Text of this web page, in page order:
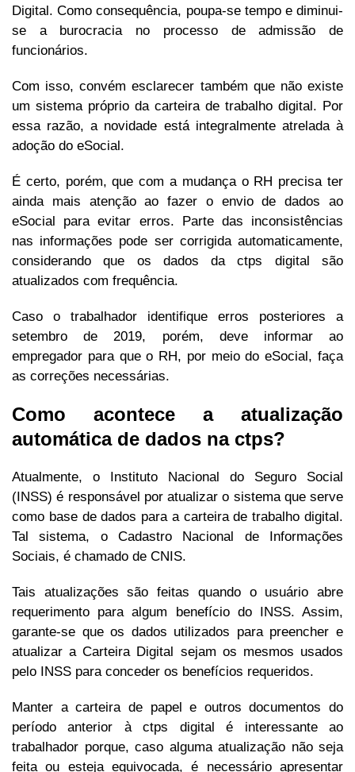
Digital. Como consequência, poupa-se tempo e diminui-
se a burocracia no processo de admissão de
funcionários.
Com isso, convém esclarecer também que não existe
um sistema próprio da carteira de trabalho digital. Por
essa razão, a novidade está integralmente atrelada à
adoção do eSocial.
É certo, porém, que com a mudança o RH precisa ter
ainda mais atenção ao fazer o envio de dados ao
eSocial para evitar erros. Parte das inconsistências
nas informações pode ser corrigida automaticamente,
considerando que os dados da ctps digital são
atualizados com frequência.
Caso o trabalhador identifique erros posteriores a
setembro de 2019, porém, deve informar ao
empregador para que o RH, por meio do eSocial, faça
as correções necessárias.
Como acontece a atualização
automática de dados na ctps?
Atualmente, o Instituto Nacional do Seguro Social
(INSS) é responsável por atualizar o sistema que serve
como base de dados para a carteira de trabalho digital.
Tal sistema, o Cadastro Nacional de Informações
Sociais, é chamado de CNIS.
Tais atualizações são feitas quando o usuário abre
requerimento para algum benefício do INSS. Assim,
garante-se que os dados utilizados para preencher e
atualizar a Carteira Digital sejam os mesmos usados
pelo INSS para conceder os benefícios requeridos.
Manter a carteira de papel e outros documentos do
período anterior à ctps digital é interessante ao
trabalhador porque, caso alguma atualização não seja
feita ou esteja equivocada, é necessário apresentar